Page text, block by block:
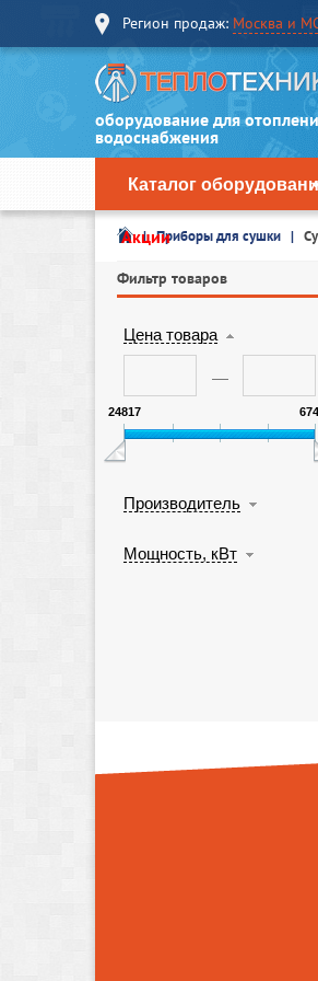
Регион продаж: Москва и
оборудование для
водоснабжения
Каталог
АкцииПриборы для сушки
Фильтр товаров
Цена товара
24817
Производитель
Мощность, кВт